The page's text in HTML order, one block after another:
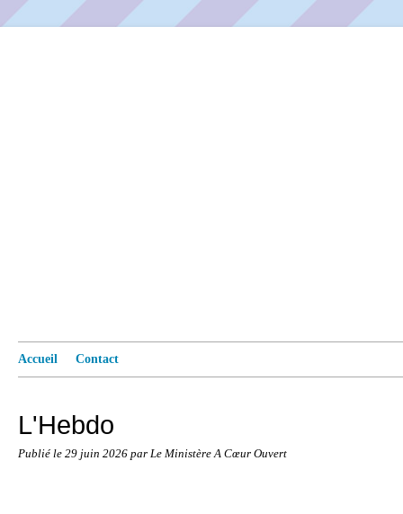
Accueil Contact
L'Hebdo
Publié le 29 juin 2026 par Le Ministère A Cœur Ouvert